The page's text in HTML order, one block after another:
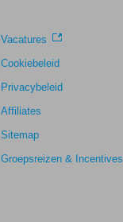
Vacatures
Cookiebeleid
Privacybeleid
Affiliates
Sitemap
Groepsreizen & Incentives